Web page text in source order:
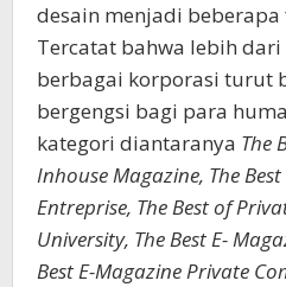
desain menjadi
Tercatat bahwa lebih
berbagai korporasi turut
bergengsi bagi para
kategori diantaranya The
Inhouse Magazine, The
Entreprise, The Best of
University, The Best E-
Best E-Magazine Private